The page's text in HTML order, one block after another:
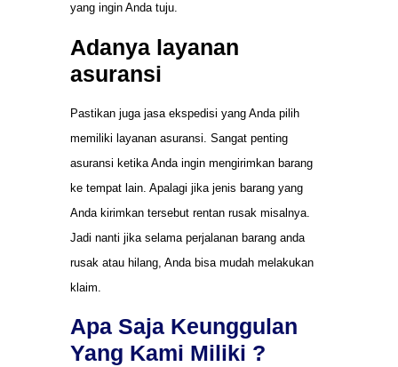
yang ingin Anda tuju.
Adanya layanan
asuransi
Pastikan juga jasa ekspedisi yang Anda pilih
memiliki layanan asuransi. Sangat penting
asuransi ketika Anda ingin mengirimkan barang
ke tempat lain. Apalagi jika jenis barang yang
Anda kirimkan tersebut rentan rusak misalnya.
Jadi nanti jika selama perjalanan barang anda
rusak atau hilang, Anda bisa mudah melakukan
klaim.
Apa Saja Keunggulan
Yang Kami Miliki ?